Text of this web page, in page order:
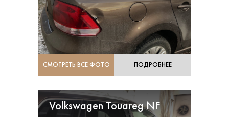
СМОТРЕТЬ ВСЕ ФОТО ПОДРОБНЕЕ
Volkswagen Touareg NF